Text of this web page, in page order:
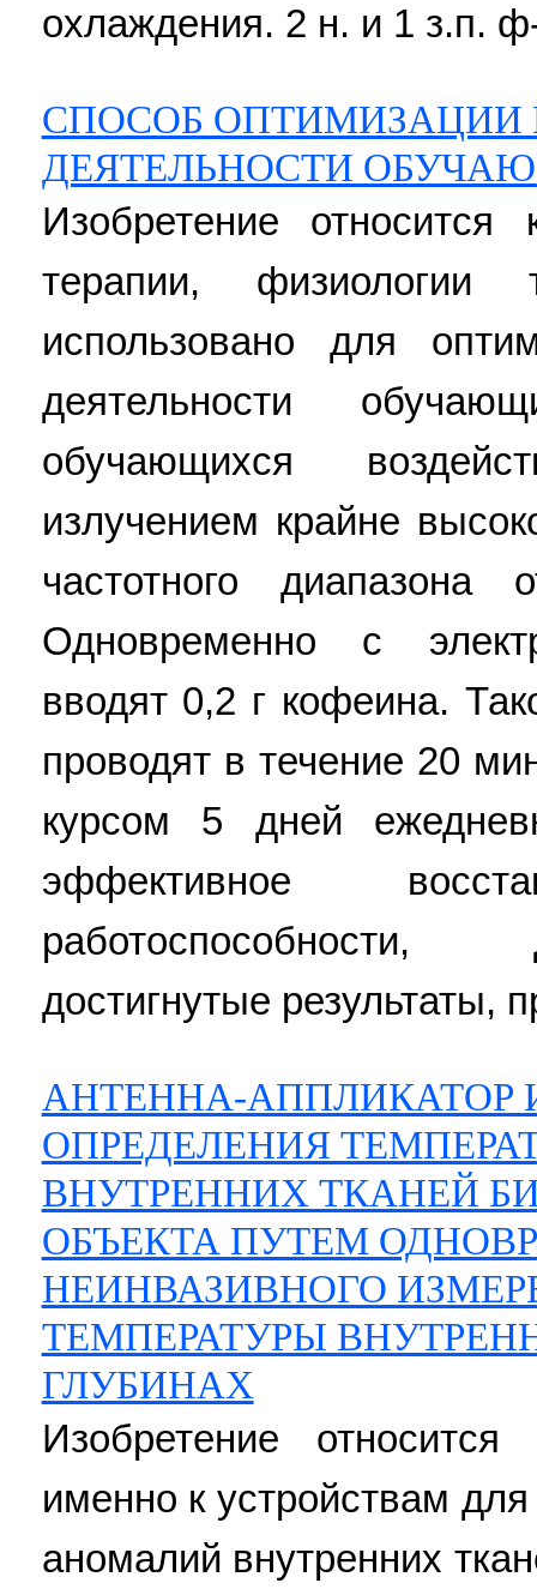
охлаждения. 2 н. и 1 з.п.
СПОСОБ ОПТИМИЗАЦИИ
ДЕЯТЕЛЬНОСТИ
Изобретение
терапии,
использовано для
деятельности
обучающихся
излучением крайне
частотного
Одновременно с
вводят 0,2 г кофеина.
проводят в течение 20
курсом 5 дней
эффективное
достигнутые результаты,
АНТЕННА-АППЛИКАТОР
ОПРЕДЕЛЕНИЯ
ВНУТРЕННИХ ТКАНЕЙ
ОБЪЕКТА ПУТЕМ
НЕИНВАЗИВНОГО
ТЕМПЕРАТУРЫ
ГЛУБИНАХ
Изобретение
именно к устройствам
аномалий внутренних